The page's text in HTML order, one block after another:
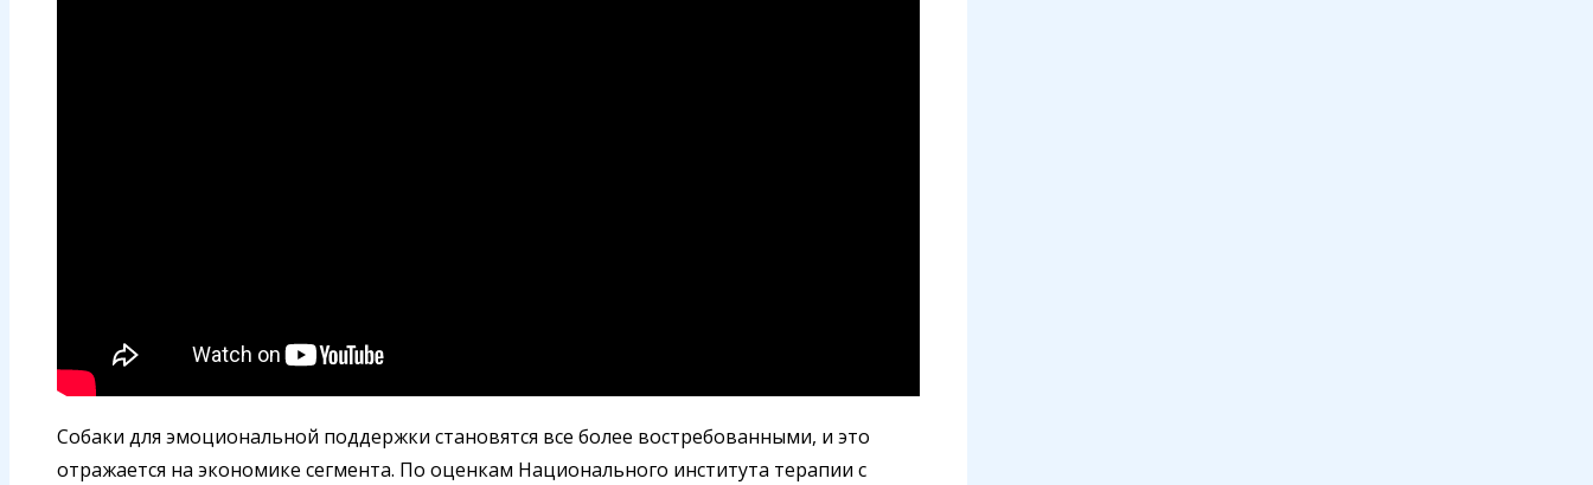
Собаки для эмоциональной поддержки становятся все более востребованными, и это
отражается на экономике сегмента. По оценкам Национального института терапии с